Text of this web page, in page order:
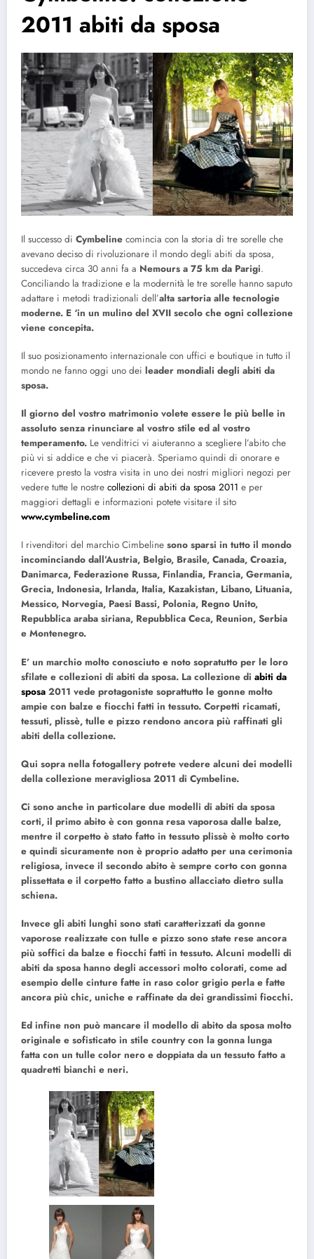
2011 abiti da sposa
Il successo di Cymbeline comincia con la storia di tre sorelle che
avevano deciso di rivoluzionare il mondo degli abiti da sposa,
succedeva circa 30 anni fa a Nemours a 75 km da Parigi.
Conciliando la tradizione e la modernità le tre sorelle hanno saputo
adattare i metodi tradizionali dell’alta sartoria alle tecnologie
moderne. E ‘in un mulino del XVII secolo che ogni collezione
viene concepita.
Il suo posizionamento internazionale con uffici e boutique in tutto il
mondo ne fanno oggi uno dei leader mondiali degli abiti da
sposa.
Il giorno del vostro matrimonio volete essere le più belle in
assoluto senza rinunciare al vostro stile ed al vostro
temperamento. Le venditrici vi aiuteranno a scegliere l’abito che
più vi si addice e che vi piacerà. Speriamo quindi di onorare e
ricevere presto la vostra visita in uno dei nostri migliori negozi per
vedere tutte le nostre collezioni di abiti da sposa 2011 e per
maggiori dettagli e informazioni potete visitare il sito
www.cymbeline.com
I rivenditori del marchio Cimbeline sono sparsi in tutto il mondo
incominciando dall’Austria, Belgio, Brasile, Canada, Croazia,
Danimarca, Federazione Russa, Finlandia, Francia, Germania,
Grecia, Indonesia, Irlanda, Italia, Kazakistan, Libano, Lituania,
Messico, Norvegia, Paesi Bassi, Polonia, Regno Unito,
Repubblica araba siriana, Repubblica Ceca, Reunion, Serbia
e Montenegro.
E’ un marchio molto conosciuto e noto sopratutto per le loro
sfilate e collezioni di abiti da sposa. La collezione di abiti da
sposa 2011 vede protagoniste soprattutto le gonne molto
ampie con balze e fiocchi fatti in tessuto. Corpetti ricamati,
tessuti, plissè, tulle e pizzo rendono ancora più raffinati gli
abiti della collezione.
Qui sopra nella fotogallery potrete vedere alcuni dei modelli
della collezione meravigliosa 2011 di Cymbeline.
Ci sono anche in particolare due modelli di abiti da sposa
corti, il primo abito è con gonna resa vaporosa dalle balze,
mentre il corpetto è stato fatto in tessuto plissè è molto corto
e quindi sicuramente non è proprio adatto per una cerimonia
religiosa, invece il secondo abito è sempre corto con gonna
plissettata e il corpetto fatto a bustino allacciato dietro sulla
schiena.
Invece gli abiti lunghi sono stati caratterizzati da gonne
vaporose realizzate con tulle e pizzo sono state rese ancora
più soffici da balze e fiocchi fatti in tessuto. Alcuni modelli di
abiti da sposa hanno degli accessori molto colorati, come ad
esempio delle cinture fatte in raso color grigio perla e fatte
ancora più chic, uniche e raffinate da dei grandissimi fiocchi.
Ed infine non può mancare il modello di abito da sposa molto
originale e sofisticato in stile country con la gonna lunga
fatta con un tulle color nero e doppiata da un tessuto fatto a
quadretti bianchi e neri.